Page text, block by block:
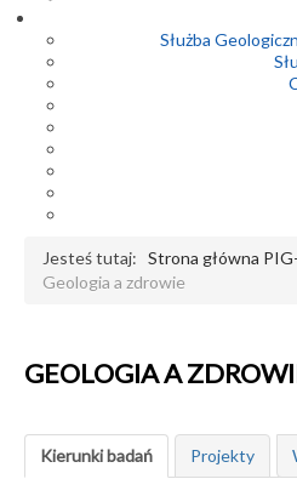
Służba
Jesteś tutaj: Strona główna
Geologia a zdrowie
GEOLOGIA A
Kierunki badań Projekty